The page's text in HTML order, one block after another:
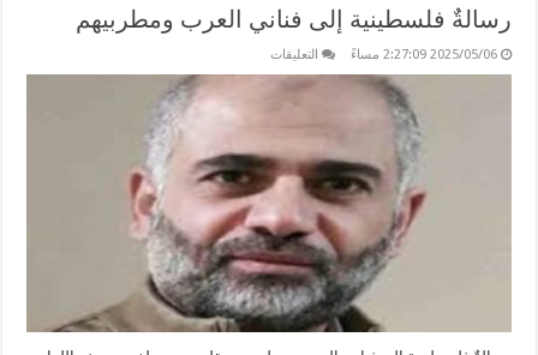
رسالةٌ فلسطينية إلى فناني العرب ومطربيهم
2025/05/06 2:27:09 مساءً التعليقات
مغلقة